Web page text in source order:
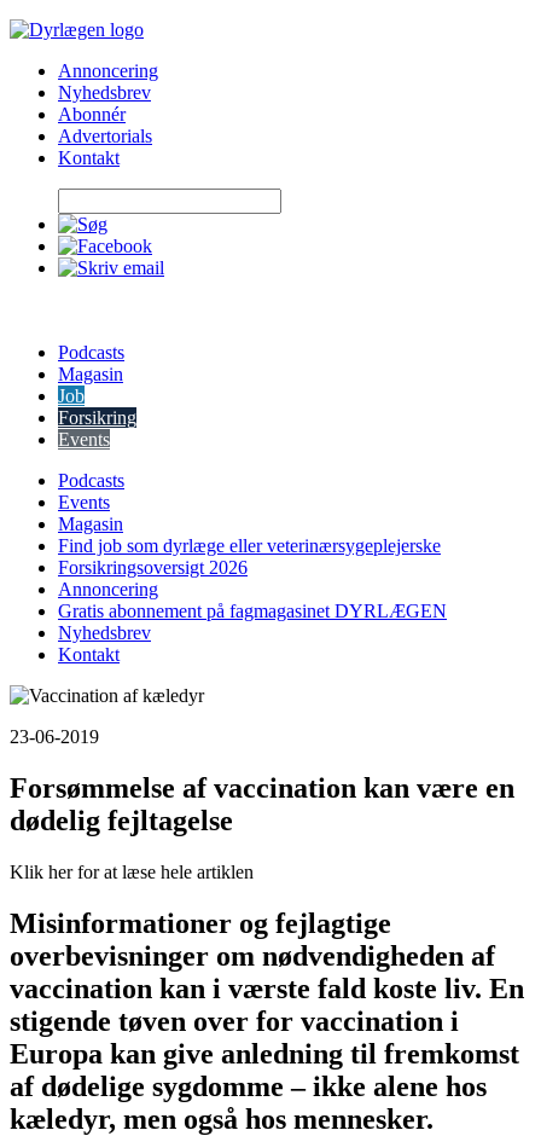
Skip
contentAnnoncering
Nyhedsbrev
Abonnér
Advertorials
Kontakt
Podcasts
Magasin
Job
Forsikring
Events
Podcasts
Events
Magasin
Find job som dyrlæge eller veterinærsygeplejerske
Forsikringsoversigt 2026
Annoncering
Gratis abonnement på fagmagasinet DYRLÆGEN
Nyhedsbrev
Kontakt
23-06-2019
Forsømmelse af vaccination kan være en
dødelig fejltagelse
Klik her for at læse hele artiklen
Misinformationer og fejlagtige
overbevisninger om nødvendigheden af
vaccination kan i værste fald koste liv. En
stigende tøven over for vaccination i
Europa kan give anledning til fremkomst
af dødelige sygdomme – ikke alene hos
kæledyr, men også hos mennesker.